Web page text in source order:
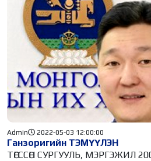
Ганзоригийн ТЭМҮҮЛЭН
Admin 2022-05-03 12:00:00
ТӨГССӨН СУРГУУЛЬ, МЭРГЭЖИЛ 2003 онд АНУ, American